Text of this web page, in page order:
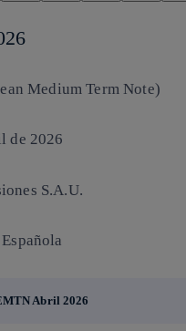
Medium Term Note)
de 2026
S.A.U.
Abril 2026